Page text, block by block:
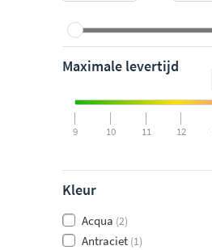
Maximale levertijd
9 10 11 12
Kleur
Acqua (2)
Antraciet (1)